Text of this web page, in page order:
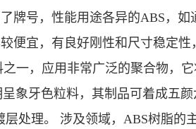
号，性能用途各异的ABS，如
便宜，有良好刚性和尺寸稳定性
一，应用非常广泛的聚合物，它
象牙色粒料，其制品可着成五
处理。 涉及领域，ABS树脂的